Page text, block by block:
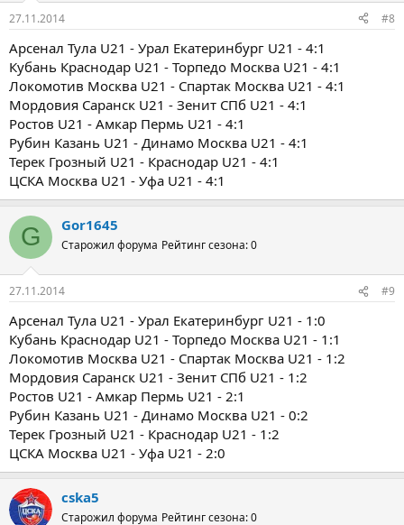
27.11.2014 #8
Арсенал Тула U21 - Урал Екатеринбург U21 - 4:1
Кубань Краснодар U21 - Торпедо Москва U21 - 4:1
Локомотив Москва U21 - Спартак Москва U21 - 4:1
Мордовия Саранск U21 - Зенит СПб U21 - 4:1
Ростов U21 - Амкар Пермь U21 - 4:1
Рубин Казань U21 - Динамо Москва U21 - 4:1
Терек Грозный U21 - Краснодар U21 - 4:1
ЦСКА Москва U21 - Уфа U21 - 4:1
G Gor1645
Старожил форума Рейтинг сезона: 0
27.11.2014 #9
Арсенал Тула U21 - Урал Екатеринбург U21 - 1:0
Кубань Краснодар U21 - Торпедо Москва U21 - 1:1
Локомотив Москва U21 - Спартак Москва U21 - 1:2
Мордовия Саранск U21 - Зенит СПб U21 - 1:2
Ростов U21 - Амкар Пермь U21 - 2:1
Рубин Казань U21 - Динамо Москва U21 - 0:2
Терек Грозный U21 - Краснодар U21 - 1:2
ЦСКА Москва U21 - Уфа U21 - 2:0
cska5
Старожил форума Рейтинг сезона: 0